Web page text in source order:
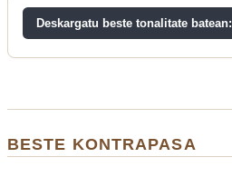
Deskargatu beste tonalitate batean:
BESTE KONTRAPASA